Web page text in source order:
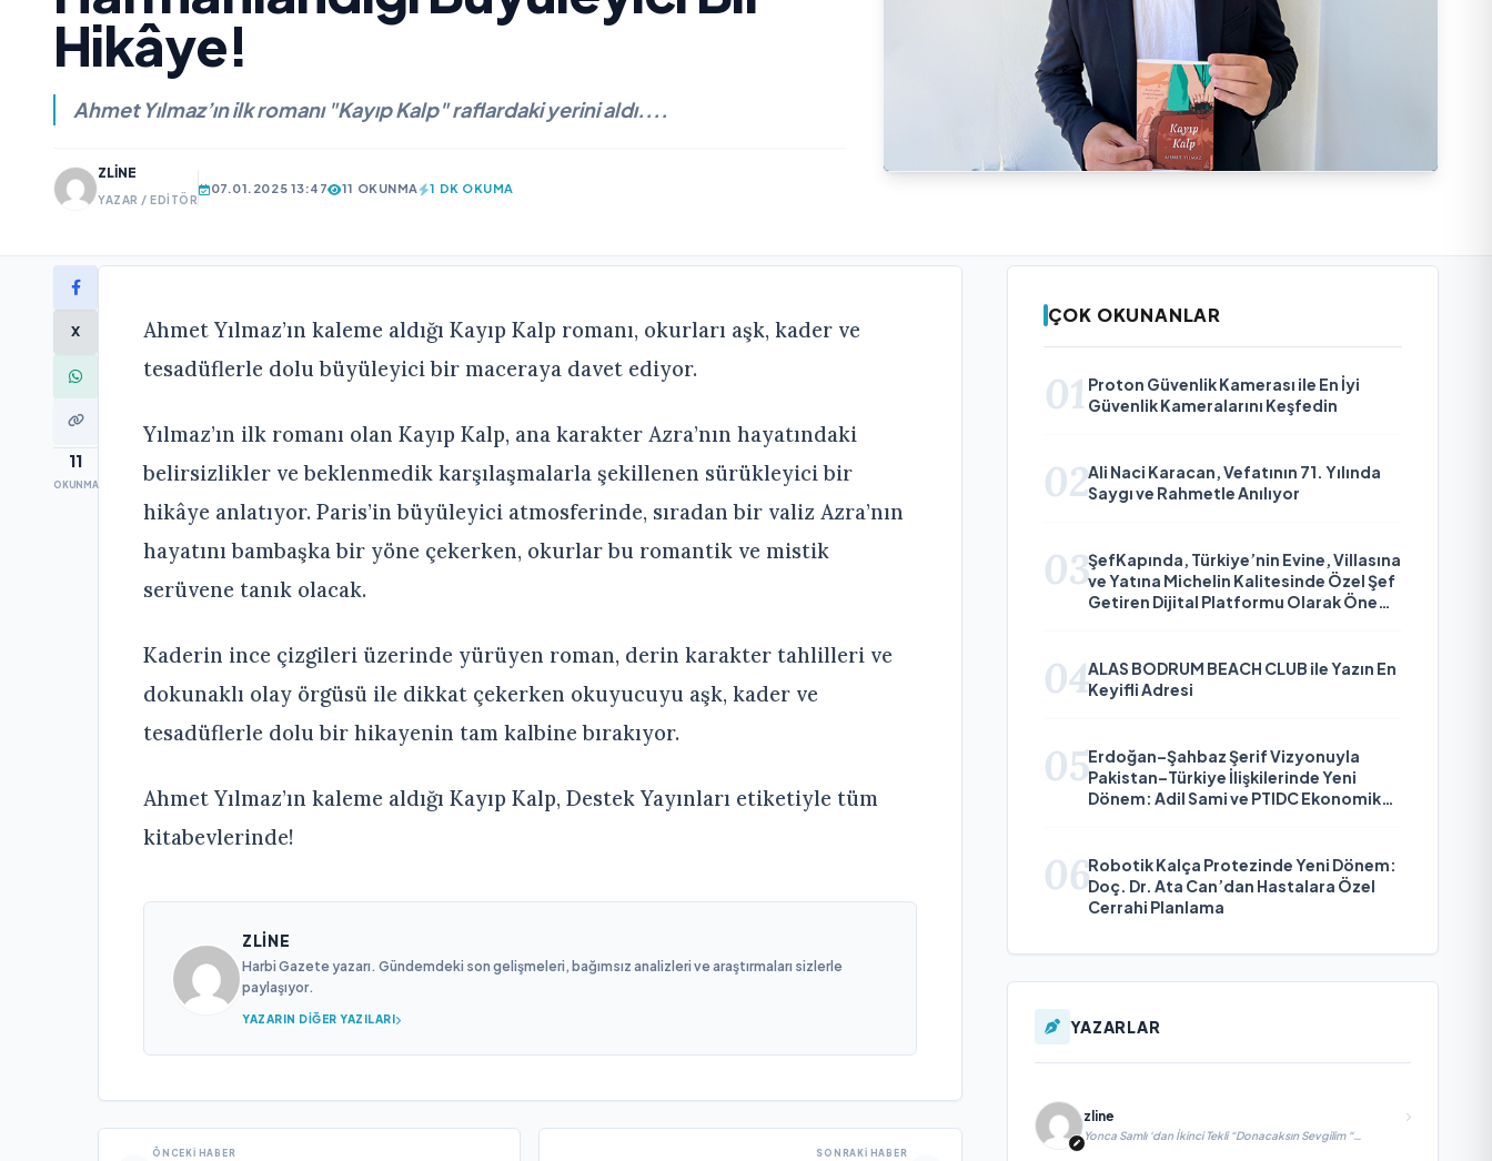
Hikâye!
Ahmet Yılmaz’ın ilk romanı "Kayıp Kalp" raflardaki yerini aldı....
ZLINE
YAZAR / EDITÖR
07.01.2025 13:47 11 OKUNMA 1 DK OKUMA
X
11
OKUNMA
Ahmet Yılmaz’ın kaleme aldığı Kayıp Kalp romanı, okurları aşk, kader ve
tesadüflerle dolu büyüleyici bir maceraya davet ediyor.
Yılmaz’ın ilk romanı olan Kayıp Kalp, ana karakter Azra’nın hayatındaki
belirsizlikler ve beklenmedik karşılaşmalarla şekillenen sürükleyici bir
hikâye anlatıyor. Paris’in büyüleyici atmosferinde, sıradan bir valiz Azra’nın
hayatını bambaşka bir yöne çekerken, okurlar bu romantik ve mistik
serüvene tanık olacak.
Kaderin ince çizgileri üzerinde yürüyen roman, derin karakter tahlilleri ve
dokunaklı olay örgüsü ile dikkat çekerken okuyucuyu aşk, kader ve
tesadüflerle dolu bir hikayenin tam kalbine bırakıyor.
Ahmet Yılmaz’ın kaleme aldığı Kayıp Kalp, Destek Yayınları etiketiyle tüm
kitabevlerinde!
ZLINE
Harbi Gazete yazarı. Gündemdeki son gelişmeleri, bağımsız analizleri ve araştırmaları sizlerle
paylaşıyor.
YAZARIN DIĞER YAZILARI
ÖNCEKI HABER SONRAKI HABER
ÇOK OKUNANLAR
01 Proton Güvenlik Kamerası ile En İyi
Güvenlik Kameralarını Keşfedin
02Ali Naci Karacan, Vefatının 71. Yılında
Saygı ve Rahmetle Anılıyor
03ŞefKapında, Türkiye’nin Evine, Villasına
ve Yatına Michelin Kalitesinde Özel Şef
Getiren Dijital Platformu Olarak Öne
04ALAS BODRUM BEACH CLUB ile Yazın En
Keyifli Adresi
05Erdoğan–Şahbaz Şerif Vizyonuyla
Pakistan–Türkiye İlişkilerinde Yeni
Dönem: Adil Sami ve PTIDC Ekonomik
06Robotik Kalça Protezinde Yeni Dönem:
Doç. Dr. Ata Can’dan Hastalara Özel
Cerrahi Planlama
YAZARLAR
zline
Yonca Samlı ‘dan İkinci Tekli “Donacaksın Sevgilim “
yayımlandı